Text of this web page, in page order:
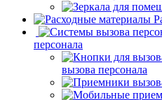
персонала
вызова персонала